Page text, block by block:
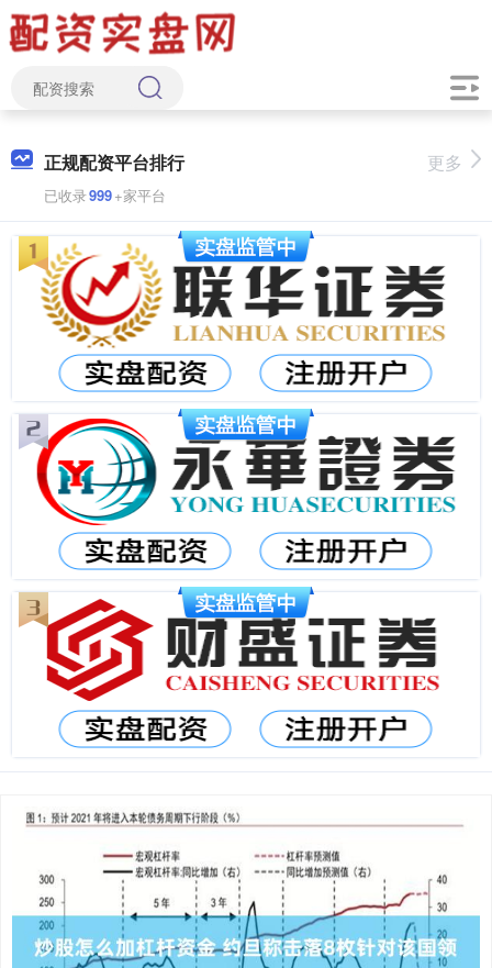
正规配资平台排行
已收录999+家平台
更多